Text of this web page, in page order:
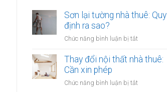
Sơn lại tường nhà thuê: Quy
định ra sao?
Chức năng bình luận bị tắt
lại
thuê:
Thay đổi nội thất nhà thuê:
Cần xin phép
Chức năng bình luận bị tắt